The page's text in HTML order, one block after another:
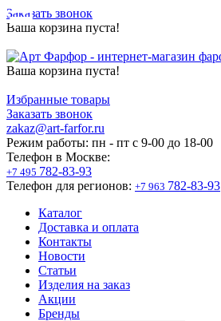
Заказать звонок
Ваша корзина пуста!
Ваша корзина пуста!
Избранные товары
Заказать звонок
zakaz@art-farfor.ru
Режим работы: пн - пт c 9-00 до 18-00
Телефон в Москве:
+7 495 782-83-93
Телефон для регионов: +7 963 782-83-93
Каталог
Доставка и оплата
Контакты
Новости
Статьи
Изделия на заказ
Акции
Бренды